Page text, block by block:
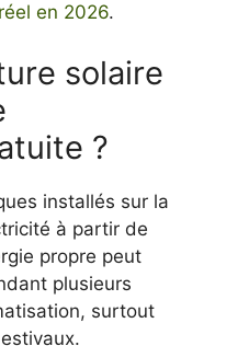
en 2026.
solaire
?
installés sur la
à partir de
propre peut
plusieurs
surtout